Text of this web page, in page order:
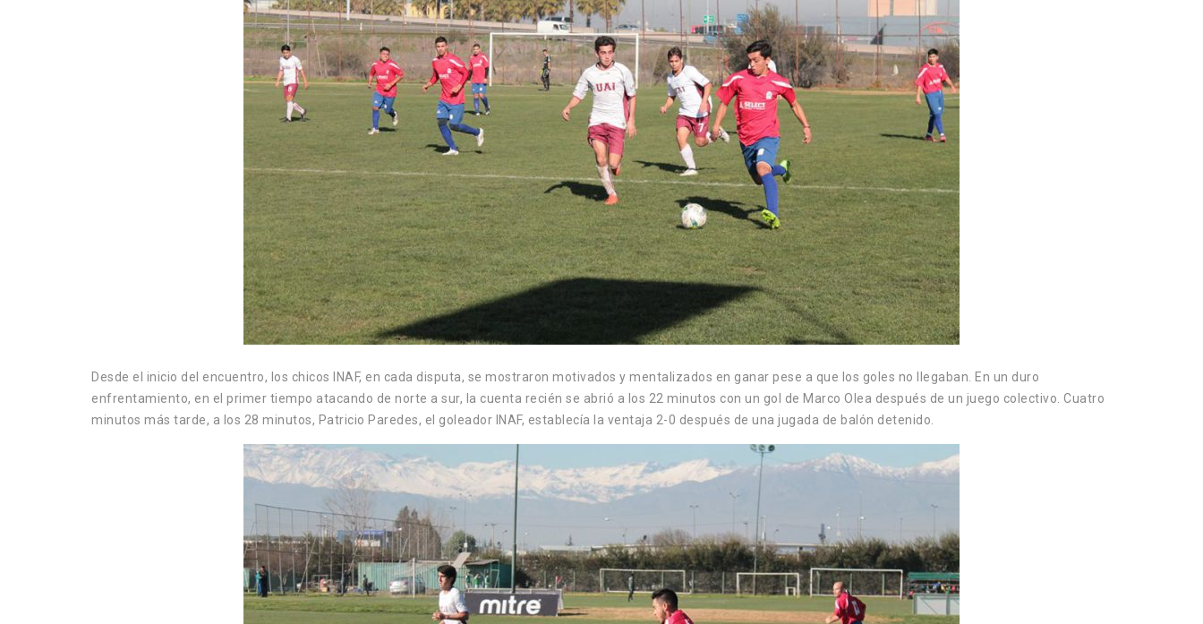
Desde el inicio del encuentro, los chicos INAF, en cada disputa, se mostraron motivados y mentalizados en ganar pese a que los goles no llegaban. En un duro
enfrentamiento, en el primer tiempo atacando de norte a sur, la cuenta recién se abrió a los 22 minutos con un gol de Marco Olea después de un juego colectivo. Cuatro
minutos más tarde, a los 28 minutos, Patricio Paredes, el goleador INAF, establecía la ventaja 2-0 después de una jugada de balón detenido.